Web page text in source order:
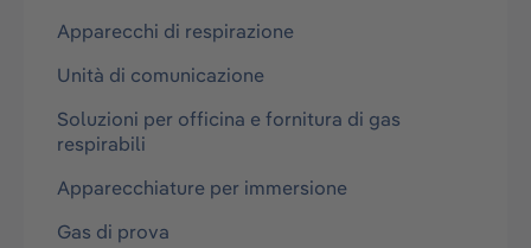
Apparecchi di respirazione
Unità di comunicazione
Soluzioni per officina e fornitura di gas
respirabili
Apparecchiature per immersione
Gas di prova